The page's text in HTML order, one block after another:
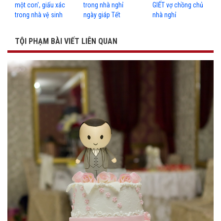
một con', giấu xác
trong nhà vệ sinh
trong nhà nghỉ
ngày giáp Tết
GIẾT vợ chồng chủ
nhà nghỉ
TỘI PHẠM BÀI VIẾT LIÊN QUAN